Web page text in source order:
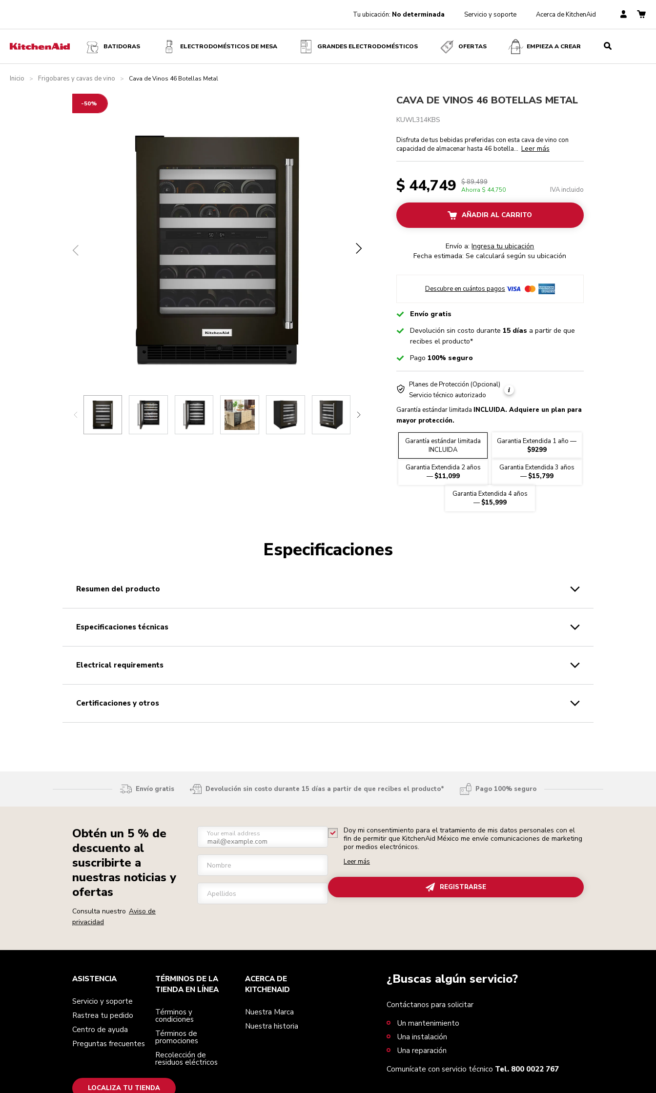
Tu ubicación: No determinada Servicio y soporte Acerca de KitchenAid
BATIDORAS ELECTRODOMÉSTICOS DE MESA GRANDES ELECTRODOMÉSTICOS OFERTAS EMPIEZA A CREAR
Inicio > Frigobares y cavas de vino > Cava de Vinos 46 Botellas Metal
CAVA DE VINOS 46 BOTELLAS METAL $ 44,749 $ 89,499
Ahorra$ 44,750
incluido
AÑADIR AL CARRITO
-50%
Play the video
CAVA DE VINOS 46 BOTELLAS METAL
KUWL314KBS
Disfruta de tus bebidas preferidas con esta cava de vino con
capacidad de almacenar hasta 46 botella... Leer más
$ 44,749 $ 89,499
Ahorra $ 44,750 IVA incluido
AÑADIR AL CARRITO
Envío a: Ingresa tu ubicación
Fecha estimada: Se calculará según su ubicación
Descubre en cuántos pagos
CheckedEnvío gratis
CheckedDevolución sin costo durante 15 días a partir de que
recibes el producto*
Checked
Pago 100% seguro
Warranty
Planes de Protección (Opcional)
Servicio técnico autorizado
Warranty
Garantía estándar limitada INCLUIDA. Adquiere un plan para
mayor protección.
Garantía estándar limitada
INCLUIDA
Garantia Extendida 1 año —
$9299
Garantia Extendida 2 años
— $11,099
Garantia Extendida 3 años
— $15,799
Garantia Extendida 4 años
— $15,999
Especificaciones
resumen del producto
especificaciones técnicas
electrical requirements
certificaciones y otros
Envío gratis Devolución sin costo durante 15 días a partir de que recibes el producto* Pago 100% seguro
Obtén un 5 % de
descuento al
suscribirte a
nuestras noticias y
ofertas
Consulta nuestro Aviso de
privacidad
Your email address
Nombre
Apellidos
Doy mi consentimiento para el tratamiento de mis datos personales con el
fin de permitir que KitchenAid México me envíe comunicaciones de marketing
por medios electrónicos.
Leer más
REGISTRARSE
¿Buscas algún servicio?
Contáctanos para solicitar
Un mantenimiento
Una instalación
Una reparación
Comunícate con servicio técnico Tel. 800 0022 767
Servicio y soporte
Rastrea tu pedido
Términos y condiciones
Términos de promociones
Recolección de residuos eléctricos
Nuestra Marca
Nuestra historia
Localiza tu tienda
ASISTENCIA
Servicio y soporte
Rastrea tu pedido
Centro de ayuda
Preguntas frecuentes
TÉRMINOS DE LA
TIENDA EN LÍNEA
Términos y
condiciones
Términos de
promociones
Recolección de
residuos eléctricos
ACERCA DE
KITCHENAID
Nuestra Marca
Nuestra historia
LOCALIZA TU TIENDA